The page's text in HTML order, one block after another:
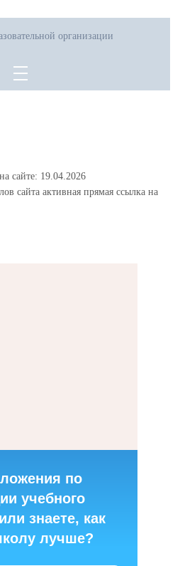
организации
сайте: 19.04.2026
сайта активная прямая ссылка на
по
учебного
знаете, как
лучше?